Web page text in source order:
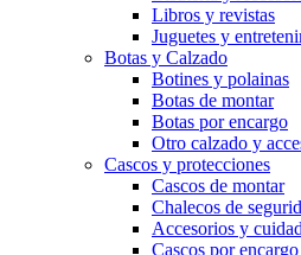
Libros y revistas
Juguetes y
Botas y Calzado
Botines y polainas
Botas de montar
Botas por encargo
Otro calzado y
Cascos y protecciones
Cascos de montar
Chalecos de
Accesorios y
Cascos por encargo